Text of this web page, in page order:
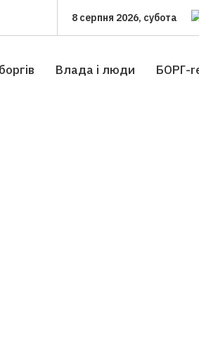
8 серпня 2026, субота
Влада i люди БОРГ-